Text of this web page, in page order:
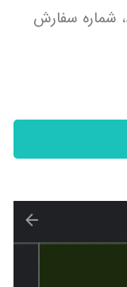
شماره سفارش